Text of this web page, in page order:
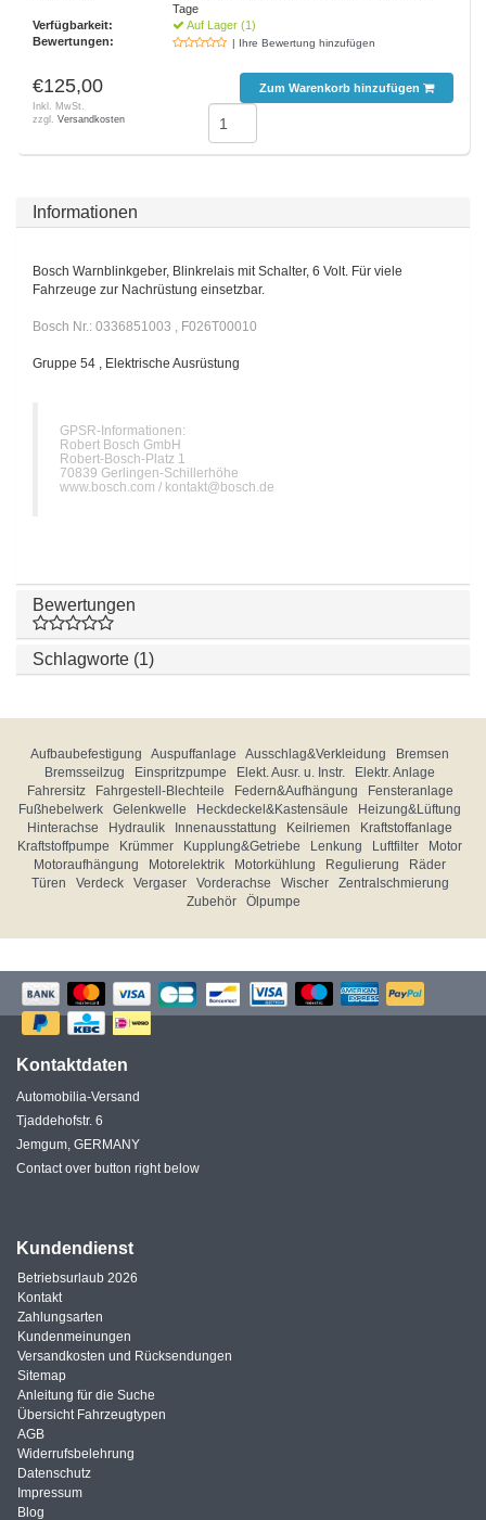
Tage
Verfügbarkeit:
Auf Lager (1)
Bewertungen:
| Ihre Bewertung hinzufügen
€125,00
Inkl. MwSt.
zzgl. Versandkosten
Zum Warenkorb hinzufügen
Informationen
Bosch Warnblinkgeber, Blinkrelais mit Schalter, 6 Volt. Für viele
Fahrzeuge zur Nachrüstung einsetzbar.
Bosch Nr.: 0336851003 , F026T00010
Gruppe 54 , Elektrische Ausrüstung
GPSR-Informationen:
Robert Bosch GmbH
Robert-Bosch-Platz 1
70839 Gerlingen-Schillerhöhe
www.bosch.com / kontakt@bosch.de
Bewertungen
Schlagworte (1)
Aufbaubefestigung Auspuffanlage Ausschlag&Verkleidung
Bremsen
Bremsseilzug
Einspritzpumpe Elekt. Ausr. u. Instr.
Elektr. Anlage
Fahrersitz
Fahrgestell-Blechteile Federn&Aufhängung
Fensteranlage
Fußhebelwerk
Gelenkwelle Heckdeckel&Kastensäule
Heizung&Lüftung
Hinterachse
Hydraulik Innenausstattung Keilriemen
Kraftstoffanlage
Kraftstoffpumpe
Krümmer Kupplung&Getriebe Lenkung Luftfilter
Motor
Motoraufhängung
Motorelektrik Motorkühlung Regulierung
Räder
Türen
Verdeck Vergaser Vorderachse Wischer
Zentralschmierung
Zubehör
Ölpumpe
Kontaktdaten
Automobilia-Versand
Tjaddehofstr. 6
Jemgum, GERMANY
Contact over button right below
Kundendienst
Betriebsurlaub 2026
Kontakt
Zahlungsarten
Kundenmeinungen
Versandkosten und Rücksendungen
Sitemap
Anleitung für die Suche
Übersicht Fahrzeugtypen
AGB
Widerrufsbelehrung
Datenschutz
Impressum
Blog